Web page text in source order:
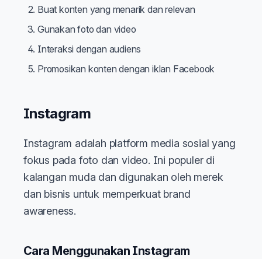
Buat konten yang menarik dan relevan
Gunakan foto dan video
Interaksi dengan audiens
Promosikan konten dengan iklan Facebook
Instagram
Instagram adalah platform media sosial yang
fokus pada foto dan video. Ini populer di
kalangan muda dan digunakan oleh merek
dan bisnis untuk memperkuat brand
awareness.
Cara Menggunakan Instagram